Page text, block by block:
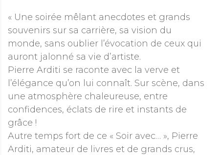
« Une soirée mêlant anecdotes et grands
souvenirs sur sa carrière, sa vision du
monde, sans oublier l’évocation de ceux qui
auront jalonné sa vie d’artiste.
Pierre Arditi se raconte avec la verve et
l’élégance qu’on lui connaît. Sur scène, dans
une atmosphère chaleureuse, entre
confidences, éclats de rire et instants de
grâce !
Autre temps fort de ce « Soir avec… », Pierre
Arditi, amateur de livres et de grands crus,